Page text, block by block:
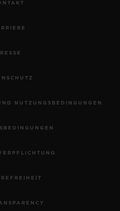
NUTZUNGSBEDINGUNGEN